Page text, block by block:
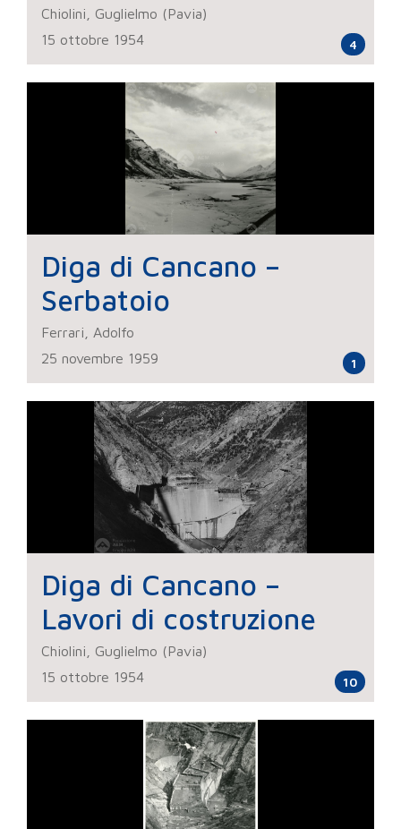
Chiolini, Guglielmo (Pavia)
15 ottobre 1954
4
Diga di Cancano –
Serbatoio
Ferrari, Adolfo
25 novembre 1959
1
Diga di Cancano –
Lavori di costruzione
Chiolini, Guglielmo (Pavia)
15 ottobre 1954
10